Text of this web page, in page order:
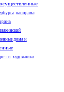
панорама
дома и
художники